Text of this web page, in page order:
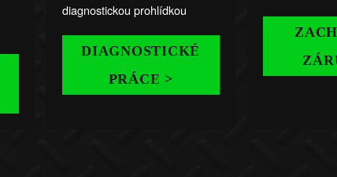
diagnostickou prohlídkou
DIAGNOSTICKÉ
PRÁCE >